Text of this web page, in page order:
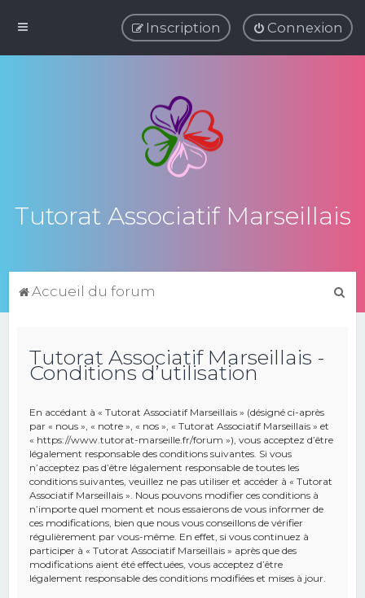
Connexion
Inscription
Tutorat Associatif Marseillais
Accueil du forum
Tutorat Associatif Marseillais -
Conditions d’utilisation
En accédant à « Tutorat Associatif Marseillais » (désigné ci-après
par « nous », « notre », « nos », « Tutorat Associatif Marseillais » et
« https://www.tutorat-marseille.fr/forum »), vous acceptez d’être
légalement responsable des conditions suivantes. Si vous
n’acceptez pas d’être légalement responsable de toutes les
conditions suivantes, veuillez ne pas utiliser et accéder à « Tutorat
Associatif Marseillais ». Nous pouvons modifier ces conditions à
n’importe quel moment et nous essaierons de vous informer de
ces modifications, bien que nous vous conseillons de vérifier
régulièrement par vous-même. En effet, si vous continuez à
participer à « Tutorat Associatif Marseillais » après que des
modifications aient été effectuées, vous acceptez d’être
légalement responsable des conditions modifiées et mises à jour.